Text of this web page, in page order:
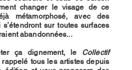
changer le visage de ce
métamorphosé, avec des
sur toutes surfaces
abandonnées...
ça dignement, le Collectif
tous les artistes depuis